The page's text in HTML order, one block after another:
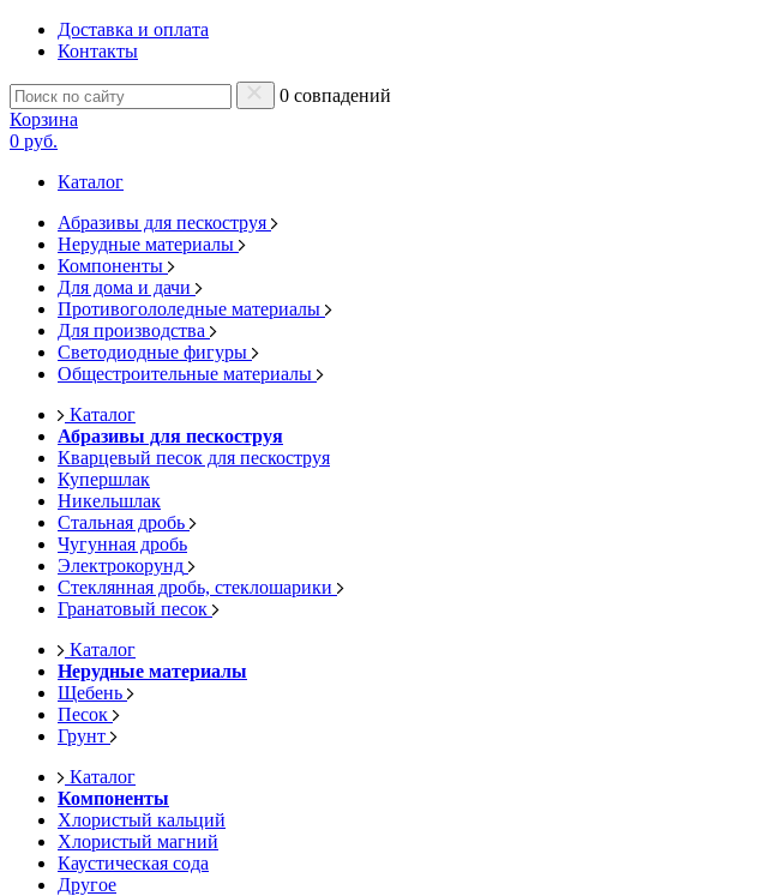
Доставка и оплата
Контакты
0 совпадений
Корзина
0 руб.
Каталог
Абразивы для пескоструя
Нерудные материалы
Компоненты
Для дома и дачи
Противогололедные материалы
Для производства
Светодиодные фигуры
Общестроительные материалы
Каталог
Абразивы для пескоструя
Кварцевый песок для пескоструя
Купершлак
Никельшлак
Стальная дробь
Чугунная дробь
Электрокорунд
Стеклянная дробь, стеклошарики
Гранатовый песок
Каталог
Нерудные материалы
Щебень
Песок
Грунт
Каталог
Компоненты
Хлористый кальций
Хлористый магний
Каустическая сода
Другое